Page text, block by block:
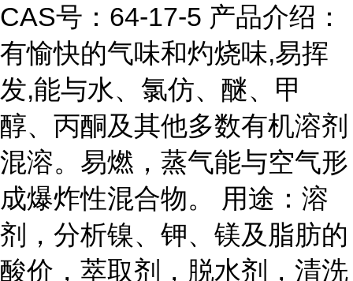
CAS号：64-17-5 产品介绍：
有愉快的气味和灼烧味,易挥
发,能与水、氯仿、醚、甲
醇、丙酮及其他多数有机溶剂
混溶。易燃，蒸气能与空气形
成爆炸性混合物。 用途：溶
剂，分析镍、钾、镁及脂肪的
酸价，萃取剂，脱水剂，清洗